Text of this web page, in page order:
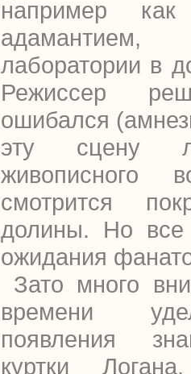
например
лаборатории в
Режиссер
ошибался
эту сцену
живописного
смотрится
долины. Но все
ожидания
Зато много
времени
появления
куртки